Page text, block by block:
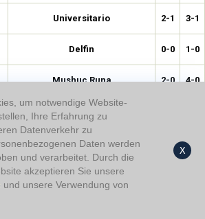
Universitario 2-1 3-1
Delfin 0-0 1-0
Mushuc Runa 2-0 4-0
Club Deportivo Cuenca
LDU Quito 1-0
Ind. del Valle
um notwendige Website-
Ihre Erfahrung zu
Datenverkehr zu
Daten werden
und verarbeitet. Durch die
akzeptieren Sie unsere
und unsere Verwendung von
X